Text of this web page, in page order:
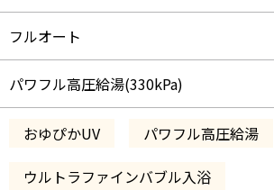
フルオート
パワフル高圧給湯(330kPa)
おゆぴかUV
パワフル高圧給湯
ウルトラファインバブル入浴